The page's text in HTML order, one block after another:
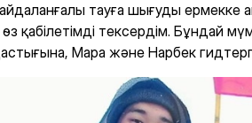
тауға шығуды
қабілетімді тексердім. Бұндай
Мара және Нарбек